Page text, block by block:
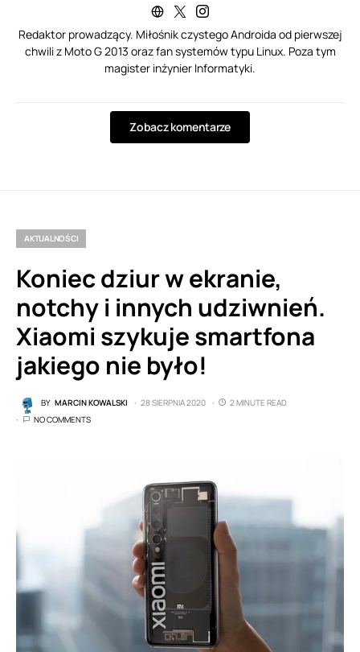
Redaktor prowadzący. Miłośnik czystego Androida od pierwszej
chwili z Moto G 2013 oraz fan systemów typu Linux. Poza tym
magister inżynier Informatyki.
Zobacz komentarze
AKTUALNOŚCI
Koniec dziur w ekranie,
notchy i innych udziwnień.
Xiaomi szykuje smartfona
jakiego nie było!
BY MARCIN KOWALSKI 28 SIERPNIA 2020
2 MINUTE READ
NO COMMENTS